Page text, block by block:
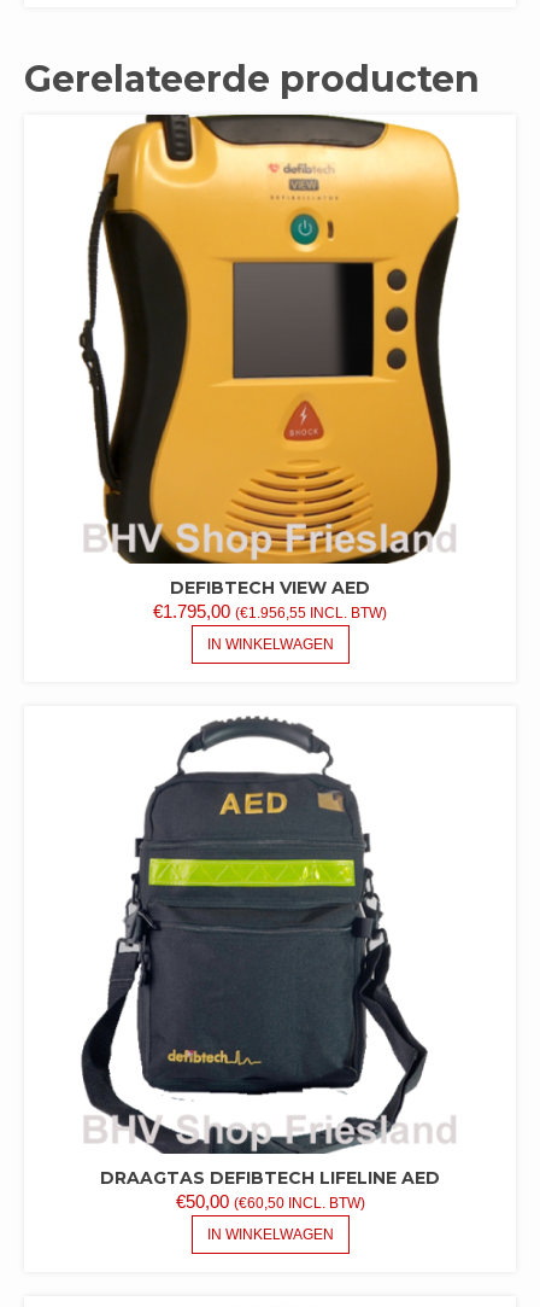
VARIATIES.
DEZE
KAN
WORDEN
PRODUCTPAGINA
Gerelateerde producten
DEFIBTECH VIEW AED
€1.795,00 (€1.956,55 INCL. BTW)
IN WINKELWAGEN
DRAAGTAS DEFIBTECH LIFELINE AED
€50,00 (€60,50INCL. BTW)
IN WINKELWAGEN